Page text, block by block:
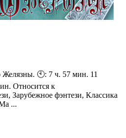
Желязны. 🕙: 7 ч. 57 мин. 11
Относится к
Зарубежное фэнтези, Классика
...